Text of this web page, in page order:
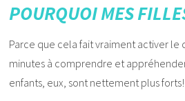
POURQUOI MES
Parce que cela fait vraiment activer le
minutes à comprendre et
enfants, eux, sont nettement plus forts!